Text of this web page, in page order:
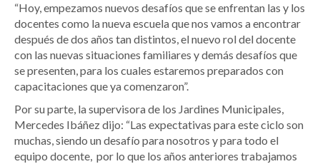
“Hoy, empezamos nuevos desafíos que se enfrentan las y los
docentes como la nueva escuela que nos vamos a encontrar
después de dos años tan distintos, el nuevo rol del docente
con las nuevas situaciones familiares y demás desafíos que
se presenten, para los cuales estaremos preparados con
capacitaciones que ya comenzaron”.
Por su parte, la supervisora de los Jardines Municipales,
Mercedes Ibáñez dijo: “Las expectativas para este ciclo son
muchas, siendo un desafío para nosotros y para todo el
equipo docente, por lo que los años anteriores trabajamos